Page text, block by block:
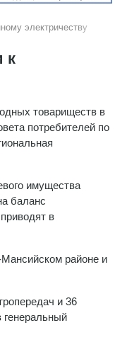
электричеству
к
товариществ в
потребителей по
имущества
баланс
в
Мансийском районе и
и 36